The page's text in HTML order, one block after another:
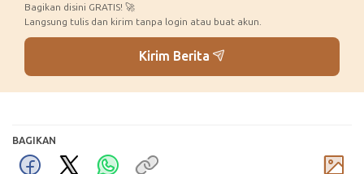
Bagikan disini GRATIS! 🚀
Langsung tulis dan kirim tanpa login atau buat akun.
Kirim Berita
BAGIKAN